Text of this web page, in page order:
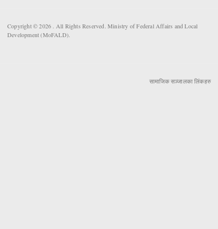
Copyright © 2026 . All Rights Reserved. Ministry of Federal Affairs and Local
Development (MoFALD).
सामाजिक सञ्जालका लिंकहरु